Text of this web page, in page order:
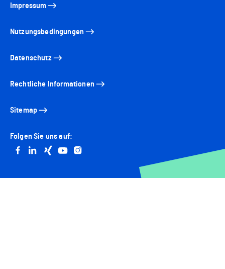
Impressum
Nutzungsbedingungen
Datenschutz
Rechtliche Informationen
Sitemap
Folgen Sie uns auf:
Go to facebook
Go to linkedin
Go to xing
Go to youtube
Go to instagram